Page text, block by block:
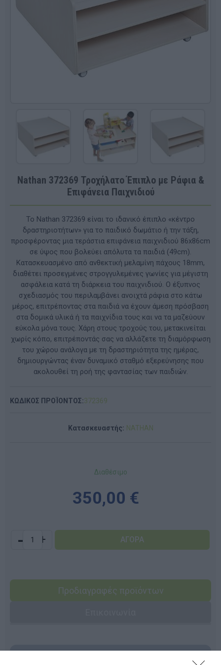
Nathan 372369 Τροχήλατο Έπιπλο με Ράφια &
Επιφάνεια Παιχνιδιού
Το Nathan 372369 είναι το ιδανικό έπιπλο «κέντρο
δραστηριοτήτων» για το παιδικό δωμάτιο ή την τάξη,
προσφέροντας μια τεράστια επιφάνεια παιχνιδιού 86x86cm
σε ύψος που βολεύει απόλυτα τα παιδιά (49cm).
Κατασκευασμένο από ανθεκτική μελαμίνη πάχους 18mm,
διαθέτει προσεγμένες στρογγυλεμένες γωνίες για μέγιστη
ασφάλεια κατά τη διάρκεια του παιχνιδιού. Ο έξυπνος
σχεδιασμός του περιλαμβάνει ανοιχτά ράφια στο κάτω
μέρος, επιτρέποντας στα παιδιά να έχουν άμεση πρόσβαση
στα δομικά υλικά ή τα παιχνίδια τους και να τα μαζεύουν
εύκολα μόνα τους. Χάρη στους τροχούς του, μετακινείται
χωρίς κόπο, επιτρέποντάς σας να αλλάζετε τη διαμόρφωση
του χώρου ανάλογα με τη δραστηριότητα της ημέρας,
δημιουργώντας έναν δυναμικό σταθμό εξερεύνησης που
ακολουθεί τη ροή της φαντασίας των παιδιών.
ΚΩΔΙΚΟΣ ΠΡΟΪΟΝΤΟΣ:372369
Κατασκευαστής: NATHAN
Διαθέσιμο
350,00 €
- +
Προδιαγραφές προϊόντων